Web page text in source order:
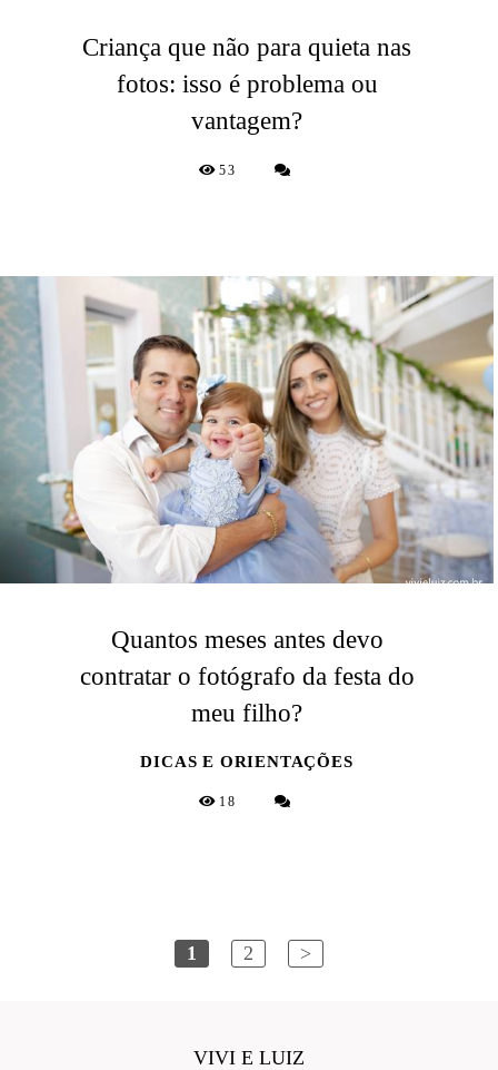
Criança que não para quieta nas
fotos: isso é problema ou
vantagem?
53
Quantos meses antes devo
contratar o fotógrafo da festa do
meu filho?
DICAS E ORIENTAÇÕES
18
1 2 >
VIVI E LUIZ